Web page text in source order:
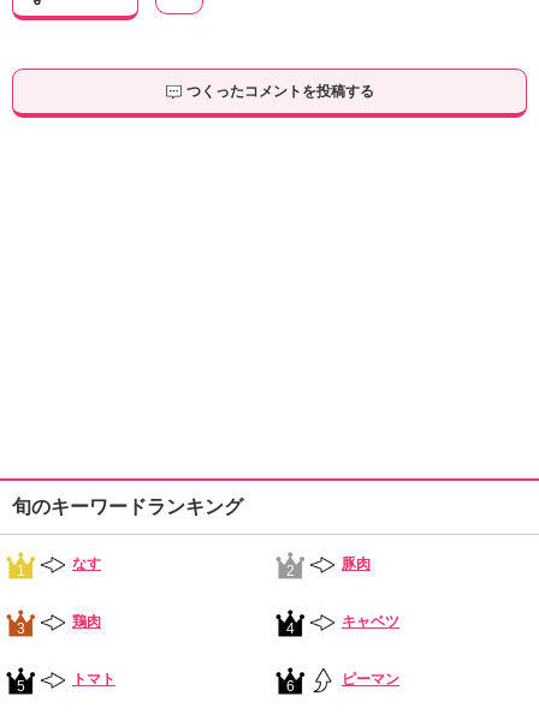
つくったコメントを投稿する
旬のキーワードランキング
1 なす 2 豚肉
3 鶏肉 4 キャベツ
5 トマト 6 ピーマン